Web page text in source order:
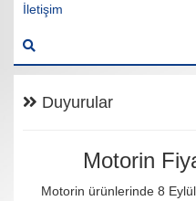
İletişim
Duyurular
Motorin
Motorin ürünlerinde 8